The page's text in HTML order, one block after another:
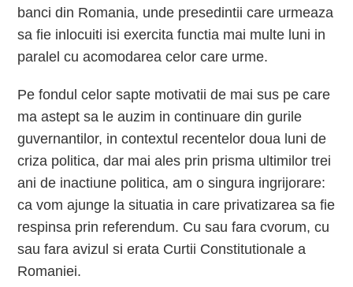
banci din Romania, unde presedintii care urmeaza
sa fie inlocuiti isi exercita functia mai multe luni in
paralel cu acomodarea celor care urme.
Pe fondul celor sapte motivatii de mai sus pe care
ma astept sa le auzim in continuare din gurile
guvernantilor, in contextul recentelor doua luni de
criza politica, dar mai ales prin prisma ultimilor trei
ani de inactiune politica, am o singura ingrijorare:
ca vom ajunge la situatia in care privatizarea sa fie
respinsa prin referendum. Cu sau fara cvorum, cu
sau fara avizul si erata Curtii Constitutionale a
Romaniei.